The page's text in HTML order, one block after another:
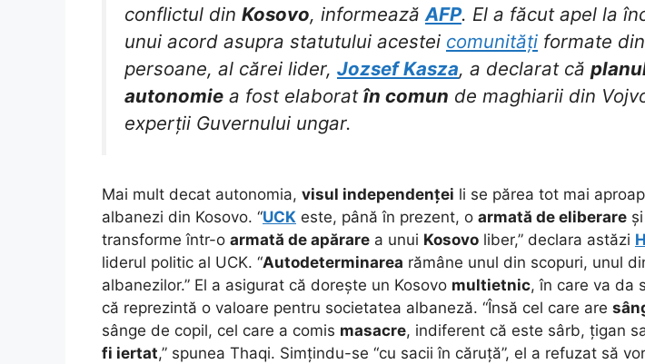
conflictul din Kosovo, informeazăAFP. El a făcut apel la
unui acord asupra statutului acestei comunități formate
persoane, al cărei lider, Jozsef Kasza, a declarat că
autonomie a fost elaborat în comun de maghiarii din
experții Guvernului ungar.
Mai mult decat autonomia, visul independenței li se părea tot mai
albanezi din Kosovo. “UCK este, până în prezent, o armată de eliberare
transforme într-o armată de apărare a unui Kosovo liber,” declara astăzi
liderul politic al UCK. “Autodeterminarea rămâne unul din scopuri, unul
albanezilor.” El a asigurat că dorește un Kosovo multietnic, în care va da
că reprezintă o valoare pentru societatea albaneză. “Însă cel care are
sânge de copil, cel care a comis masacre, indiferent că este sârb, țigan
fi iertat,” spunea Thaqi. Simțindu-se “cu sacii în căruță”, el a refuzat să